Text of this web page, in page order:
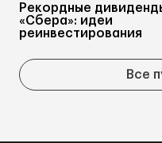
Рекордные
«Сбера»: идеи
реинвестирования
Все